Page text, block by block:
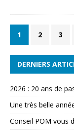
1 2 3
DERNIERS
2026 : 20 ans de
Une très belle
Conseil POM vous